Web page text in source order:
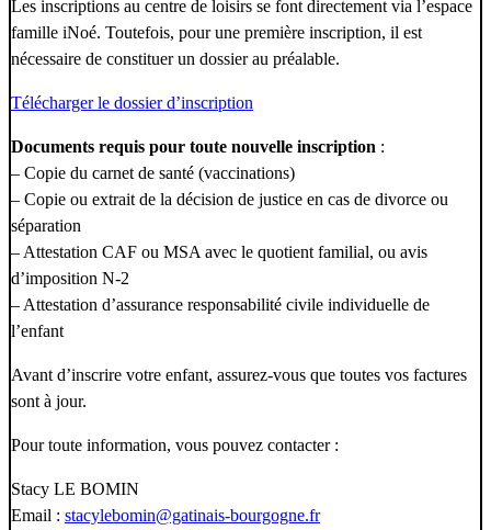
Les inscriptions au centre de loisirs se font directement via l’espace
famille iNoé. Toutefois, pour une première inscription, il est
nécessaire de constituer un dossier au préalable.
Télécharger le dossier d’inscription
Documents requis pour toute nouvelle inscription :
– Copie du carnet de santé (vaccinations)
– Copie ou extrait de la décision de justice en cas de divorce ou
séparation
– Attestation CAF ou MSA avec le quotient familial, ou avis
d’imposition N-2
– Attestation d’assurance responsabilité civile individuelle de
l’enfant
Avant d’inscrire votre enfant, assurez-vous que toutes vos factures
sont à jour.
Pour toute information, vous pouvez contacter :
Stacy LE BOMIN
Email : stacylebomin@gatinais-bourgogne.fr